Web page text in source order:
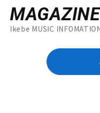
MAGAZINE
Ikebe MUSIC